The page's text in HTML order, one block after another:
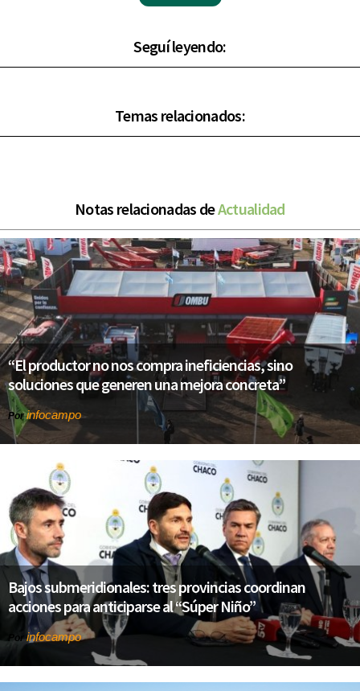
Seguí leyendo:
Temas relacionados:
Notas relacionadas deActualidad
“El productor no nos compra ineficiencias, sino
soluciones que generen una mejora concreta”
Porinfocampo
Bajos submeridionales: tres provincias coordinan
acciones para anticiparse al “Súper Niño”
Porinfocampo